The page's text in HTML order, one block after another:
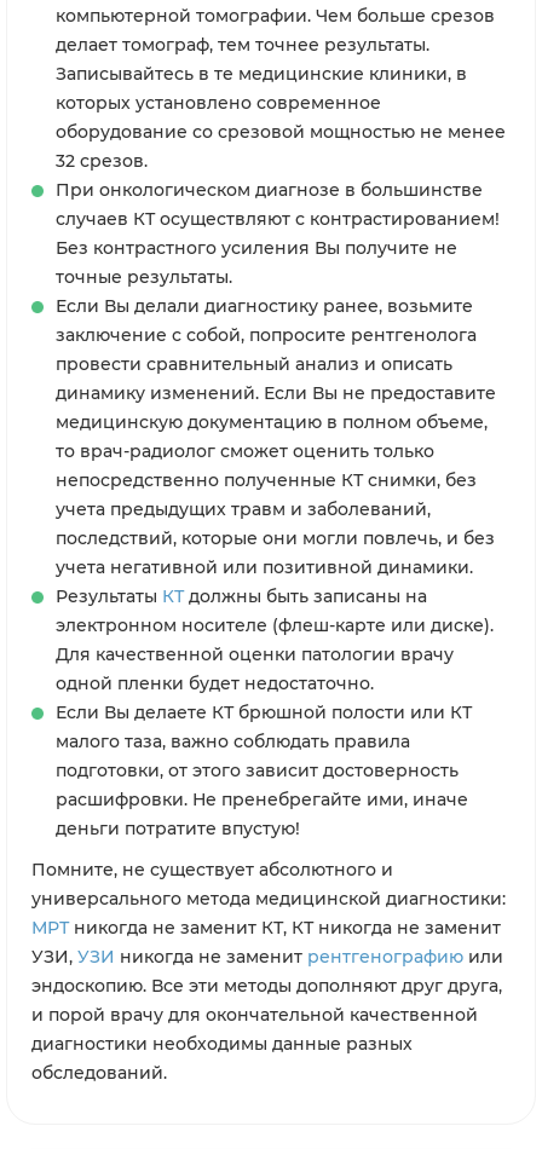
компьютерной томографии. Чем больше срезов
делает томограф, тем точнее результаты.
Записывайтесь в те медицинские клиники, в
которых установлено современное
оборудование со срезовой мощностью не менее
32 срезов.
При онкологическом диагнозе в большинстве
случаев КТ осуществляют с контрастированием!
Без контрастного усиления Вы получите не
точные результаты.
Если Вы делали диагностику ранее, возьмите
заключение с собой, попросите рентгенолога
провести сравнительный анализ и описать
динамику изменений. Если Вы не предоставите
медицинскую документацию в полном объеме,
то врач-радиолог сможет оценить только
непосредственно полученные КТ снимки, без
учета предыдущих травм и заболеваний,
последствий, которые они могли повлечь, и без
учета негативной или позитивной динамики.
Результаты КТдолжны быть записаны на
электронном носителе (флеш-карте или диске).
Для качественной оценки патологии врачу
одной пленки будет недостаточно.
Если Вы делаете КТ брюшной полости или КТ
малого таза, важно соблюдать правила
подготовки, от этого зависит достоверность
расшифровки. Не пренебрегайте ими, иначе
деньги потратите впустую!
Помните, не существует абсолютного и
универсального метода медицинской диагностики:
МРТникогда не заменит КТ, КТ никогда не заменит
УЗИ, УЗИ никогда не заменит рентгенографию или
эндоскопию. Все эти методы дополняют друг друга,
и порой врачу для окончательной качественной
диагностики необходимы данные разных
обследований.